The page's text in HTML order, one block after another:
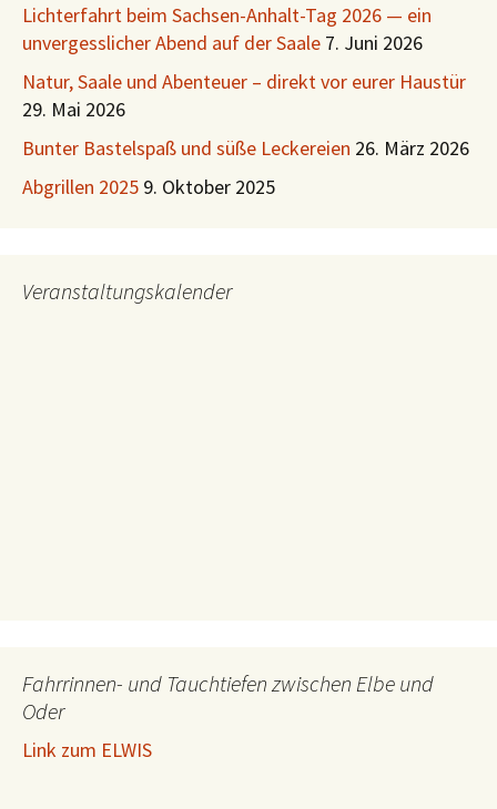
Lichterfahrt beim Sachsen-Anhalt-Tag 2026 — ein
unvergesslicher Abend auf der Saale 7. Juni 2026
Natur, Saale und Abenteuer – direkt vor eurer Haustür
29. Mai 2026
Bunter Bastelspaß und süße Leckereien 26. März 2026
Abgrillen 2025 9. Oktober 2025
Veranstaltungskalender
Fahrrinnen- und Tauchtiefen zwischen Elbe und
Oder
Link zum ELWIS